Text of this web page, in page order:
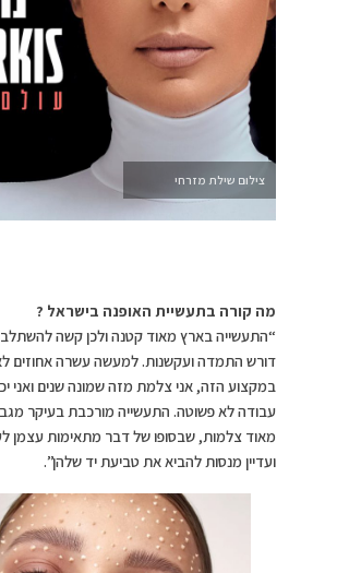
צילום שילת מזרחי
מה קורה בתעשיית האופנה בישראל ?
“התעשייה בארץ מאוד קטנה ולכן קשה
דורש התמדה ועקשנות. למעשה עשרה אחוזים
במקצוע הזה, אני צלמת מזה שמונה שנים ואני
עבודה לא פשוטה. התעשייה מורכבת בעיקר
מאוד צלמות, שבסופו של דבר מתאימות עצמן
ועדיין מנסות להביא את טביעת יד שלהן”.